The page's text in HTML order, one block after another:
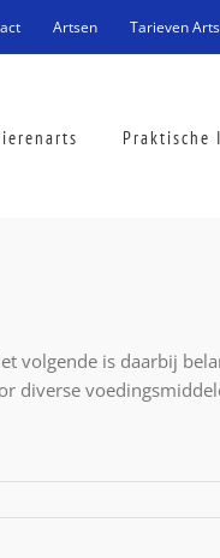
Artsen Tarieven
Praktische
volgende is daarbij
diverse